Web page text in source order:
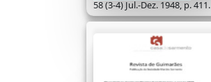
58 (3-4) Jul.-Dez. 1948, p. 411.